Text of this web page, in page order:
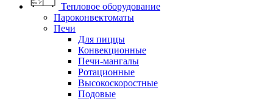
Тепловое оборудование
Пароконвектоматы
Печи
Для пиццы
Конвекционные
Печи-мангалы
Ротационные
Высокоскоростные
Подовые